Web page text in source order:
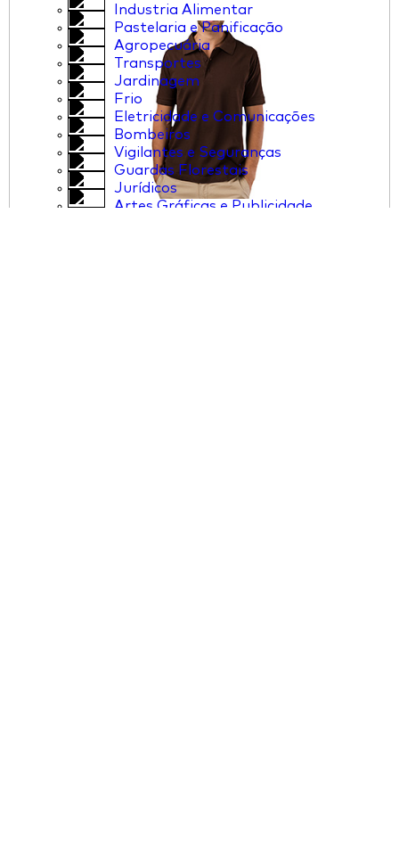
Industria Alimentar
Pastelaria e Panificação
Agropecuária
Transportes
Jardinagem
Frio
Eletricidade e Comunicações
Bombeiros
Vigilantes e Seguranças
Guardas Florestais
Jurídicos
Artes Gráficas e Publicidade